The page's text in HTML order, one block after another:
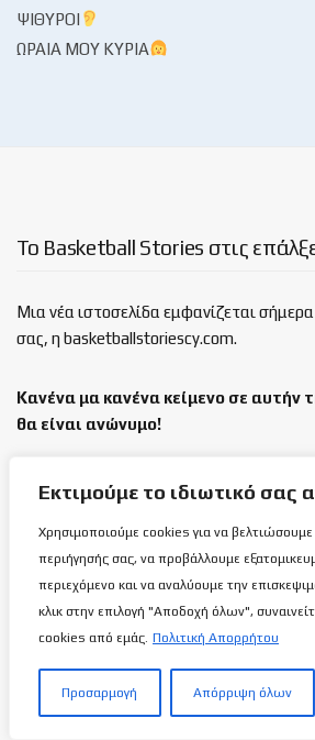
Εκτιμούμε το ιδιωτικό σας
Χρησιμοποιούμε cookies για να βελτιώσουμε
περιήγησής σας, να προβάλλουμε
περιεχόμενο και να αναλύουμε την
κλικ στην επιλογή "Αποδοχή όλων",
cookies από εμάς. Πολιτική Απορρήτου
Προσαρμογή Απόρριψη όλων
ΨΊΘΥΡΟΙ
ΩΡΑΊΑ ΜΟΥ ΚΥΡΊΑ
Το Basketball Stories στις
Μια νέα ιστοσελίδα εμφανίζεται
σας, η basketballstoriescy.com.
Κανένα μα κανένα κείμενο σε αυτήν
θα είναι ανώνυμο!
καλαθόσφαιρα | ιστορία | πνεύμα |
Τελευταία άρθρα
Ανόρθωση: Παίρνει
Αντετοκούμπρος!
7 ΑΥΓΟΎΣΤΟΥ 2026